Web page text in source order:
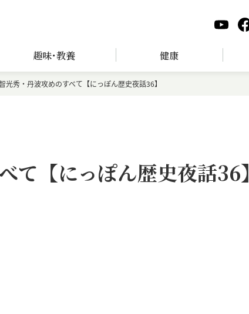
趣味･教養 健康
光秀・丹波攻めのすべて【にっぽん歴史夜話36】
て【にっぽん歴史夜話36】